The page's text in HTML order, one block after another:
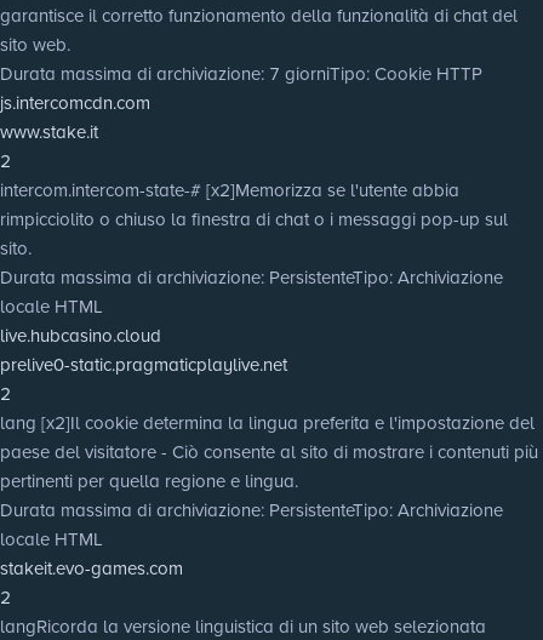
garantisce il corretto funzionamento della funzionalità di chat del
sito web.
Durata massima di archiviazione: 7 giorniTipo: Cookie HTTP
js.intercomcdn.com
www.stake.it
2
intercom.intercom-state-# [x2]Memorizza se l'utente abbia
rimpicciolito o chiuso la finestra di chat o i messaggi pop-up sul
sito.
Durata massima di archiviazione: PersistenteTipo: Archiviazione
locale HTML
live.hubcasino.cloud
prelive0-static.pragmaticplaylive.net
2
lang [x2]Il cookie determina la lingua preferita e l'impostazione del
paese del visitatore - Ciò consente al sito di mostrare i contenuti più
pertinenti per quella regione e lingua.
Durata massima di archiviazione: PersistenteTipo: Archiviazione
locale HTML
stakeit.evo-games.com
2
langRicorda la versione linguistica di un sito web selezionata